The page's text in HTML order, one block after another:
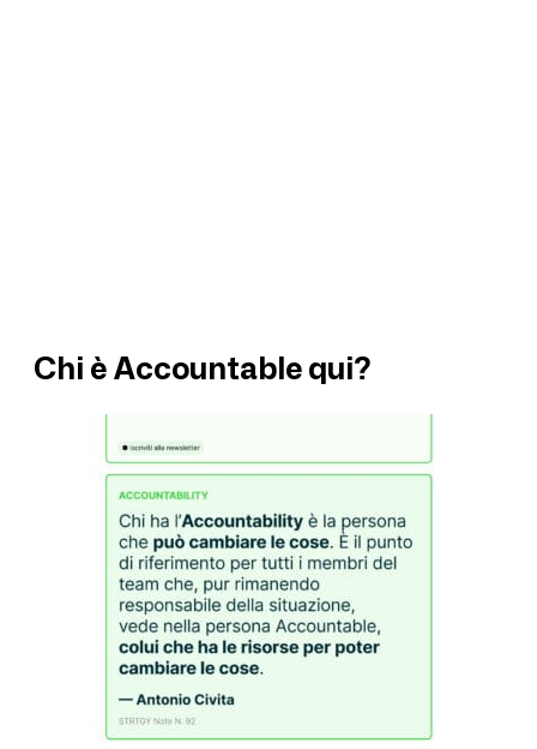
Chi è Accountable qui?